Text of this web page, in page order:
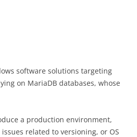
software solutions targeting
on MariaDB databases, whose
a production environment,
related to versioning, or OS